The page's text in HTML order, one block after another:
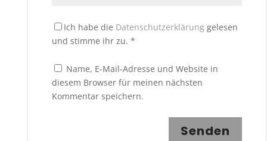
Ich habe die Datenschutzerklärunggelesen
und stimme ihr zu. *
Name, E-Mail-Adresse und Website in
diesem Browser für meinen nächsten
Kommentar speichern.
Senden